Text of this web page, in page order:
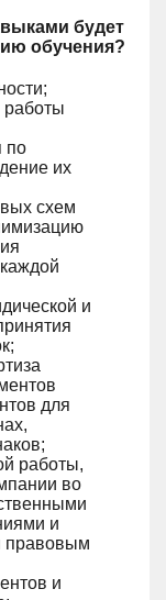
будет
обучения?
работы
по
их
схем
и
для
работы,
во
и
правовым
и